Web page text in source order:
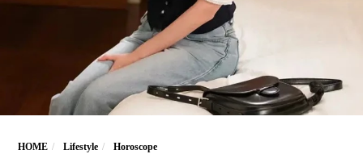
HOME Lifestyle Horoscope